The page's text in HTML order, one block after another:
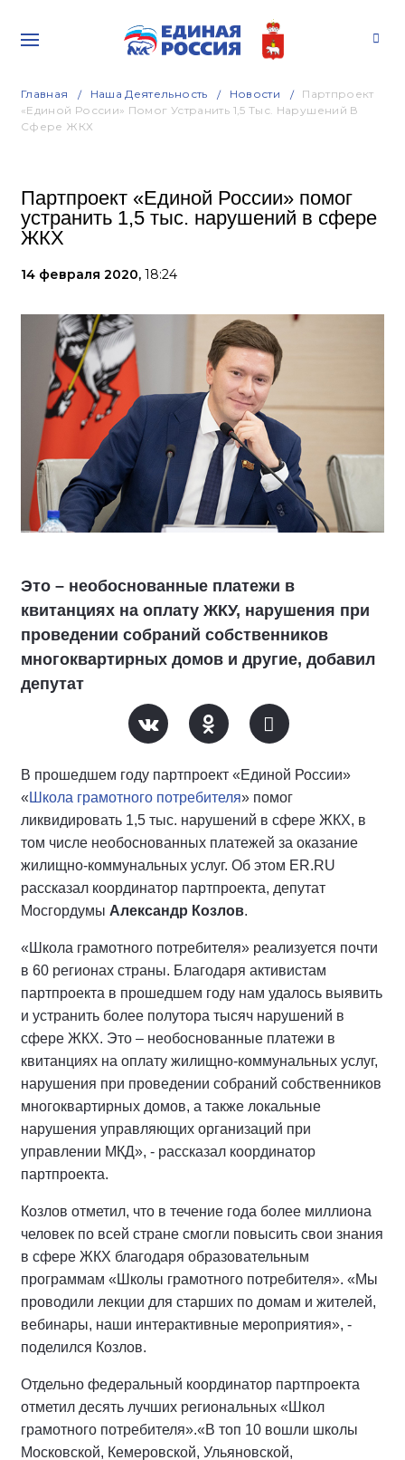
Главная Наша Деятельность Новости
Партпроект
«Единой России» Помог Устранить 1,5 Тыс. Нарушений В
Сфере ЖКХ
Партпроект «Единой России» помог
устранить 1,5 тыс. нарушений в сфере
ЖКХ
14 февраля 2020, 18:24
Это – необоснованные платежи в
квитанциях на оплату ЖКУ, нарушения при
проведении собраний собственников
многоквартирных домов и другие, добавил
депутат
В прошедшем году партпроект «Единой России»
« Школа грамотного потребителя» помог
ликвидировать 1,5 тыс. нарушений в сфере ЖКХ, в
том числе необоснованных платежей за оказание
жилищно-коммунальных услуг. Об этом ER.RU
рассказал координатор партпроекта, депутат
Мосгордумы Александр Козлов.
«Школа грамотного потребителя» реализуется почти
в 60 регионах страны. Благодаря активистам
партпроекта в прошедшем году нам удалось выявить
и устранить более полутора тысяч нарушений в
сфере ЖКХ. Это – необоснованные платежи в
квитанциях на оплату жилищно-коммунальных услуг,
нарушения при проведении собраний собственников
многоквартирных домов, а также локальные
нарушения управляющих организаций при
управлении МКД», - рассказал координатор
партпроекта.
Козлов отметил, что в течение года более миллиона
человек по всей стране смогли повысить свои знания
в сфере ЖКХ благодаря образовательным
программам «Школы грамотного потребителя». «Мы
проводили лекции для старших по домам и жителей,
вебинары, наши интерактивные мероприятия», -
поделился Козлов.
Отдельно федеральный координатор партпроекта
отметил десять лучших региональных «Школ
грамотного потребителя».«В топ 10 вошли школы
Московской, Кемеровской, Ульяновской,